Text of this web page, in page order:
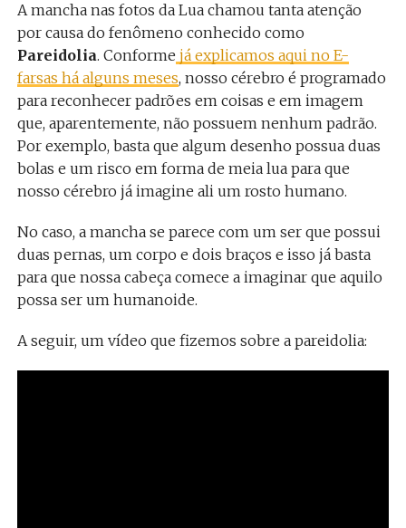
A mancha nas fotos da Lua chamou tanta atenção
por causa do fenômeno conhecido como
Pareidolia. Conforme já explicamos aqui no E-
farsas há alguns meses, nosso cérebro é programado
para reconhecer padrões em coisas e em imagem
que, aparentemente, não possuem nenhum padrão.
Por exemplo, basta que algum desenho possua duas
bolas e um risco em forma de meia lua para que
nosso cérebro já imagine ali um rosto humano.
No caso, a mancha se parece com um ser que possui
duas pernas, um corpo e dois braços e isso já basta
para que nossa cabeça comece a imaginar que aquilo
possa ser um humanoide.
A seguir, um vídeo que fizemos sobre a pareidolia: